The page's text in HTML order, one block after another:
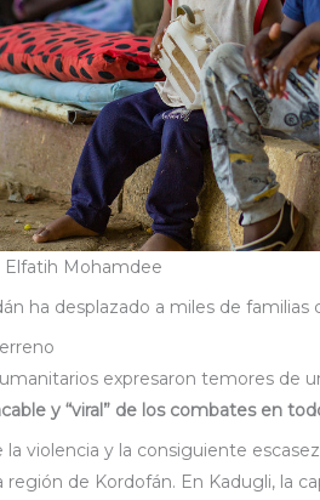
Mohamdee
ha desplazado a miles de familias
expresaron temores de
y “viral” de los combates en
la violencia y la consiguiente
de Kordofán. En Kadugli, la